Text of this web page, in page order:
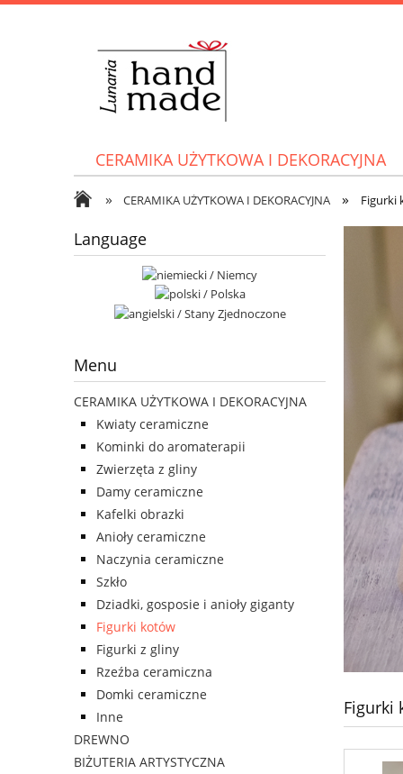
CERAMIKA UŻYTKOWA I DEKORACYJNA
» CERAMIKA UŻYTKOWA I DEKORACYJNA » Figurki
Language
Menu
CERAMIKA UŻYTKOWA I DEKORACYJNA
Kwiaty ceramiczne
Kominki do aromaterapii
Zwierzęta z gliny
Damy ceramiczne
Kafelki obrazki
Anioły ceramiczne
Naczynia ceramiczne
Szkło
Dziadki, gosposie i anioły giganty
Figurki kotów
Figurki z gliny
Rzeźba ceramiczna
Domki ceramiczne
Inne
DREWNO
BIŻUTERIA ARTYSTYCZNA
Figurki